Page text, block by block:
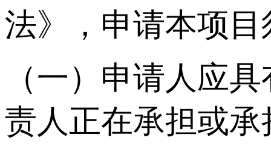
法》，申请本项
（一）申请人应
责人正在承担或